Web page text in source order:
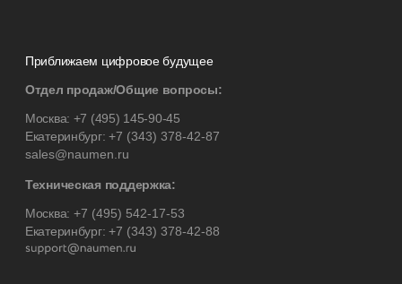
Приближаем цифровое будущее
Отдел продаж/Общие вопросы:
Москва: +7 (495) 145-90-45
Екатеринбург:+7 (343) 378-42-87
sales@naumen.ru
Техническая поддержка:
Москва: +7 (495) 542-17-53
Екатеринбург:+7 (343) 378-42-88